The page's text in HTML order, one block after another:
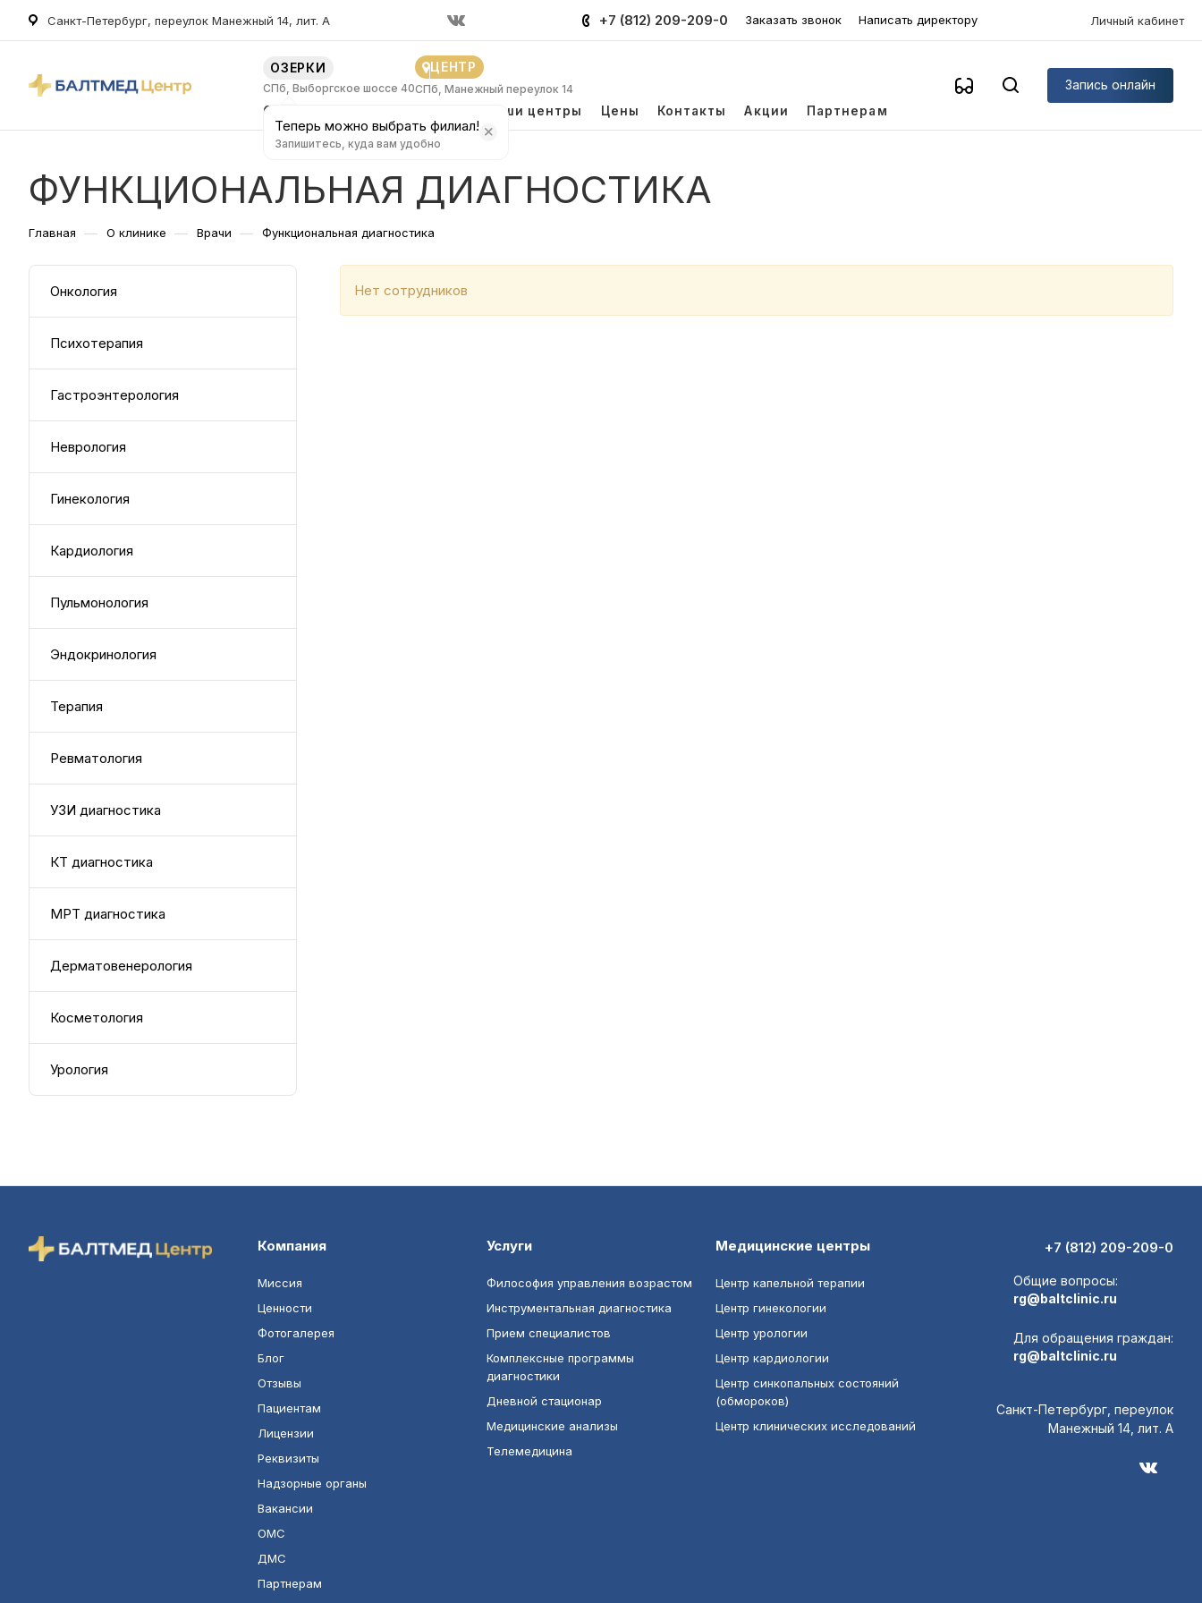
Санкт-Петербург, переулок Манежный 14, лит. А +7 (812) 209-209-0 Заказать звонок Написать директору Личный кабинет
ОЗЕРКИ
СПб, Выборгское шоссе 40
ЦЕНТР
СПб, Манежный переулок 14
Теперь можно выбрать филиал!
Запишитесь, куда вам удобно
О клинике Наши центры Цены Контакты Акции Партнерам
Запись онлайн
ФУНКЦИОНАЛЬНАЯ ДИАГНОСТИКА
Главная — О клинике — Врачи — Функциональная диагностика
Нет сотрудников
Онкология
Психотерапия
Гастроэнтерология
Неврология
Гинекология
Кардиология
Пульмонология
Эндокринология
Терапия
Ревматология
УЗИ диагностика
КТ диагностика
МРТ диагностика
Дерматовенерология
Косметология
Урология
Компания
Миссия
Ценности
Фотогалерея
Блог
Отзывы
Пациентам
Лицензии
Реквизиты
Надзорные органы
Вакансии
ОМС
ДМС
Партнерам
Услуги
Философия управления возрастом
Инструментальная диагностика
Прием специалистов
Комплексные программы
диагностики
Дневной стационар
Медицинские анализы
Телемедицина
Медицинские центры
Центр капельной терапии
Центр гинекологии
Центр урологии
Центр кардиологии
Центр синкопальных состояний
(обмороков)
Центр клинических исследований
+7 (812) 209-209-0
Общие вопросы:
rg@baltclinic.ru
Для обращения граждан:
rg@baltclinic.ru
Санкт-Петербург, переулок
Манежный 14, лит. А